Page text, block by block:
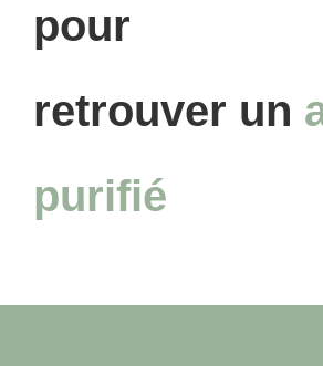
pour
retrouver un
purifié